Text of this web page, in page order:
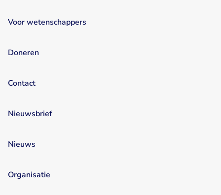
Voor wetenschappers
Doneren
Contact
Nieuwsbrief
Nieuws
Organisatie